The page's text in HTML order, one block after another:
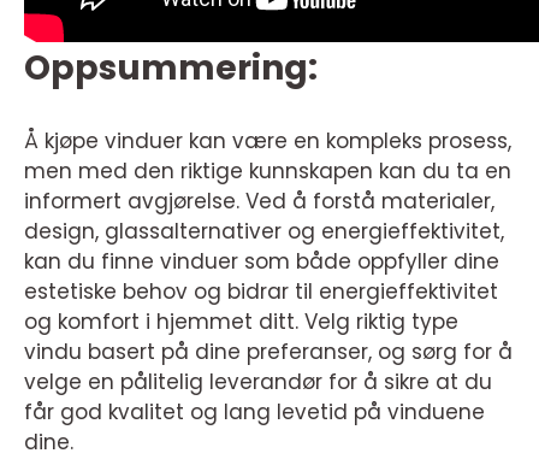
Oppsummering:
Å kjøpe vinduer kan være en kompleks prosess,
men med den riktige kunnskapen kan du ta en
informert avgjørelse. Ved å forstå materialer,
design, glassalternativer og energieffektivitet,
kan du finne vinduer som både oppfyller dine
estetiske behov og bidrar til energieffektivitet
og komfort i hjemmet ditt. Velg riktig type
vindu basert på dine preferanser, og sørg for å
velge en pålitelig leverandør for å sikre at du
får god kvalitet og lang levetid på vinduene
dine.